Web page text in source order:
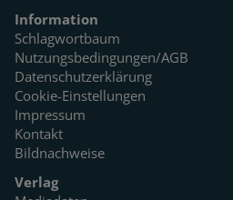
Information
Schlagwortbaum
Nutzungsbedingungen/AGB
Datenschutzerklärung
Cookie-Einstellungen
Impressum
Kontakt
Bildnachweise
Verlag